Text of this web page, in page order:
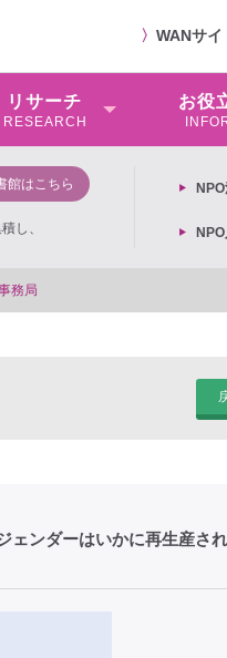
〉 WANサ
リサーチ
RESEARCH
お役
館はこちら
し、
ンダーはいかに再生産さ